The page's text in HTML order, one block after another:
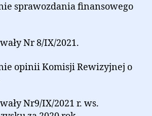
sprawozdania finansowego
Nr 8/IX/2021.
opinii Komisji Rewizyjnej o
Nr9/IX/2021 r. ws.